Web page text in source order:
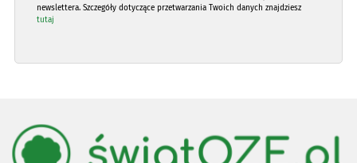
newslettera. Szczegóły dotyczące przetwarzania Twoich danych znajdziesz
tutaj